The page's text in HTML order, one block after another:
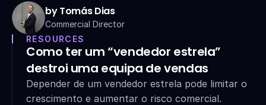
by Tomás Dias
Commercial Director
RESOURCES
Como ter um “vendedor estrela”
destroi uma equipa de vendas
Depender de um vendedor estrela pode limitar o
crescimento e aumentar o risco comercial.